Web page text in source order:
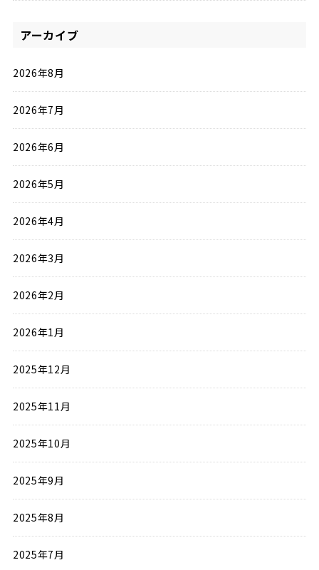
アーカイブ
2026年8月
2026年7月
2026年6月
2026年5月
2026年4月
2026年3月
2026年2月
2026年1月
2025年12月
2025年11月
2025年10月
2025年9月
2025年8月
2025年7月